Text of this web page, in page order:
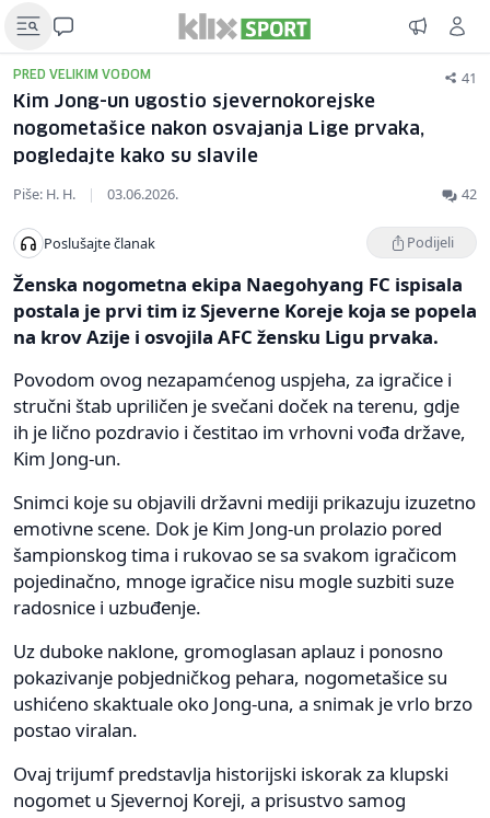
PRED VELIKIM VOĐOM 41
Kim Jong-un ugostio sjevernokorejske
nogometašice nakon osvajanja Lige prvaka,
pogledajte kako su slavile
Piše: H. H. | 03.06.2026. 42
Poslušajte članak Podijeli
Ženska nogometna ekipa Naegohyang FC ispisala
postala je prvi tim iz Sjeverne Koreje koja se popela
na krov Azije i osvojila AFC žensku Ligu prvaka.
Povodom ovog nezapamćenog uspjeha, za igračice i
stručni štab upriličen je svečani doček na terenu, gdje
ih je lično pozdravio i čestitao im vrhovni vođa države,
Kim Jong-un.
Snimci koje su objavili državni mediji prikazuju izuzetno
emotivne scene. Dok je Kim Jong-un prolazio pored
šampionskog tima i rukovao se sa svakom igračicom
pojedinačno, mnoge igračice nisu mogle suzbiti suze
radosnice i uzbuđenje.
Uz duboke naklone, gromoglasan aplauz i ponosno
pokazivanje pobjedničkog pehara, nogometašice su
ushićeno skaktuale oko Jong-una, a snimak je vrlo brzo
postao viralan.
Ovaj trijumf predstavlja historijski iskorak za klupski
nogomet u Sjevernoj Koreji, a prisustvo samog